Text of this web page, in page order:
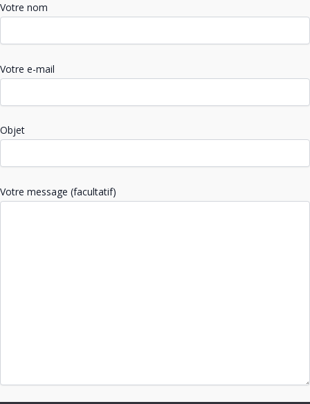
Votre nom
Votre e-mail
Objet
Votre message (facultatif)